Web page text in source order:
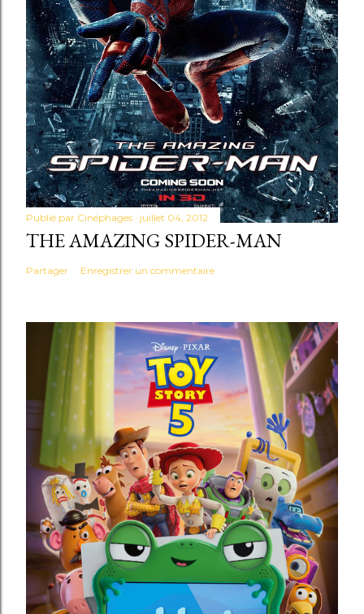
Publié par Cinéphages juillet 04, 2012
THE AMAZING SPIDER-MAN
Partager Enregistrer un commentaire